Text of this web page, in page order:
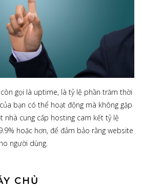
gọi là uptime, là tỷ lệ phần trăm thời
bạn có thể hoạt động mà không gặp
nhà cung cấp hosting cam kết tỷ lệ
hoặc hơn, để đảm bảo rằng website
người dùng.
CHỦ